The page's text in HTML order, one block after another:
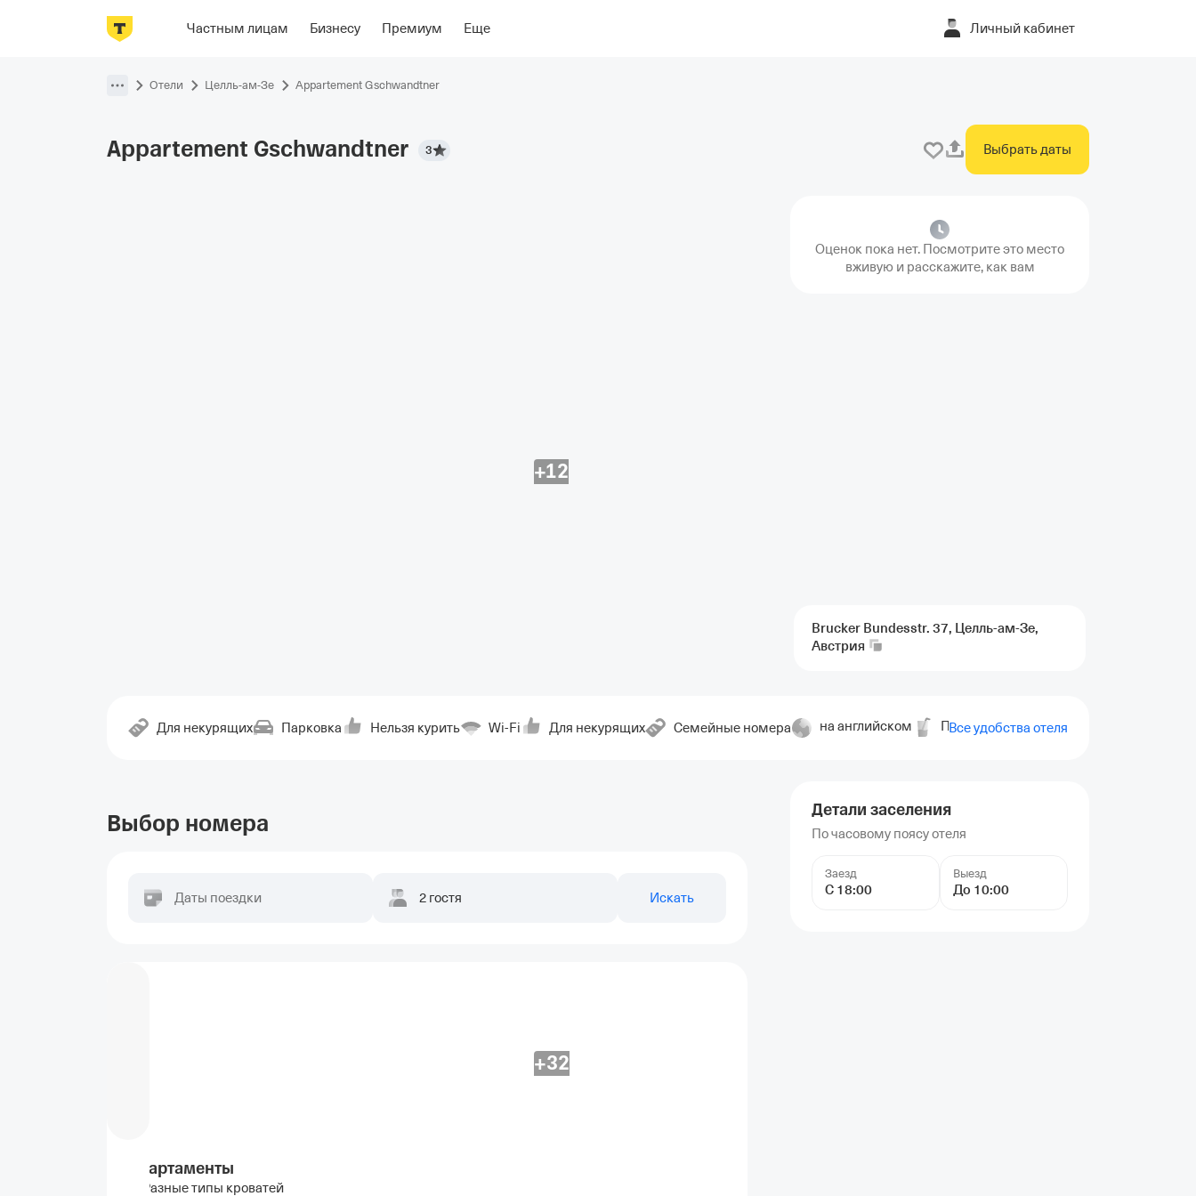
Частным лицам Бизнесу Премиум Еще Личный кабинет
Фотографии НомераРасположениеОб отеле
Отели Целль-ам-Зе Appartement Gschwandtner
Appartement Gschwandtner 3 Выбрать даты
+12
Оценок пока нет. Посмотрите это место
вживую и расскажите, как вам
Brucker Bundesstr. 37, Целль-ам-Зе,
Австрия
Для некурящих Парковка Нельзя курить Wi-Fi Для некурящих Семейные номера на английском Пеший туризм Катание на
Все удобства отеля
Детали заселения
По часовому поясу отеля
Заезд
С 18:00
Выезд
До 10:00
Выбор номера
Даты поездки 2 гостя Искать
+32
Апартаменты
Разные типы кроватей